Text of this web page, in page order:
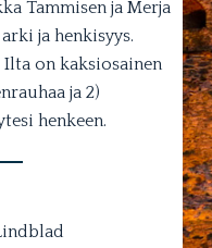
Tammisen ja Merja
ja henkisyys.
on kaksiosainen
ja 2)
henkeen.